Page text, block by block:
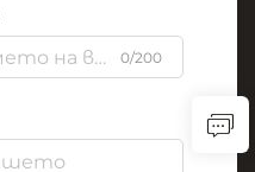
0/200